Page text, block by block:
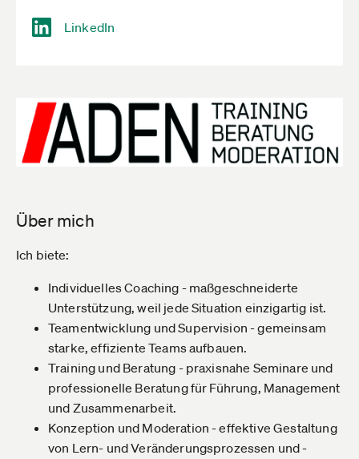
LinkedIn
Über mich
Ich biete:
Individuelles Coaching - maßgeschneiderte
Unterstützung, weil jede Situation einzigartig ist.
Teamentwicklung und Supervision - gemeinsam
starke, effiziente Teams aufbauen.
Training und Beratung - praxisnahe Seminare und
professionelle Beratung für Führung, Management
und Zusammenarbeit.
Konzeption und Moderation - effektive Gestaltung
von Lern- und Veränderungsprozessen und -